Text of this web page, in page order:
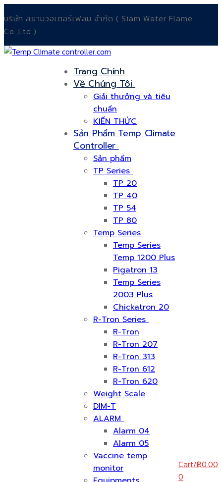
đến
nội
dung
บริษัท สยามวอเตอร์เฟลม จำกัด ( Siam Water Flame
Co.,Ltd )
Trang Chính
Về Chúng Tôi
Giải thưởng và tiêu
chuẩn
KIẾN THỨC
Sản Phẩm Temp Climate
Controller
Sản phẩm
TP Series
TP 20
TP 40
TP 54
TP 80
Temp Series
Temp Series
Temp 1200 Plus
Pigatron 13
Temp Series
2003 Plus
Chickatron 20
R-Tron Series
R-Tron
R-Tron 207
R-Tron 313
R-Tron 612
R-Tron 620
Weight Scale
DIM-T
ALARM
Alarm 04
Alarm 05
Vaccine temp
monitor
Cart/฿0.00
0